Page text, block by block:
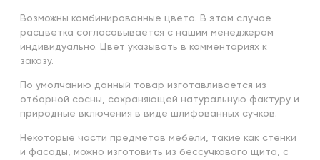
Возможны комбинированные цвета. В этом случае
расцветка согласовывается с нашим менеджером
индивидуально. Цвет указывать в комментариях к
заказу.
По умолчанию данный товар изготавливается из
отборной сосны, сохраняющей натуральную фактуру и
природные включения в виде шлифованных сучков.
Некоторые части предметов мебели, такие как стенки
и фасады, можно изготовить из бессучкового щита, с